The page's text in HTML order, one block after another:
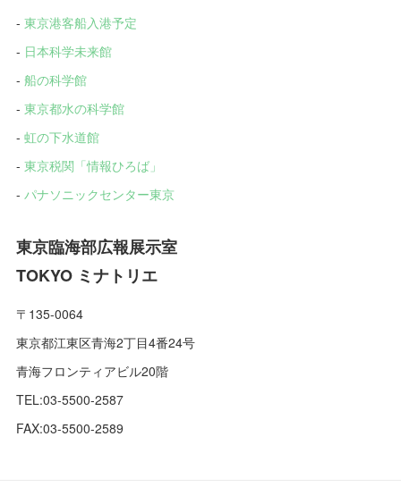
-東京港客船入港予定
- 日本科学未来館
-船の科学館
-東京都水の科学館
-虹の下水道館
-東京税関「情報ひろば」
-パナソニックセンター東京
東京臨海部広報展示室
TOKYO ミナトリエ
〒135-0064
東京都江東区青海2丁目4番24号
青海フロンティアビル20階
TEL:03-5500-2587
FAX:03-5500-2589